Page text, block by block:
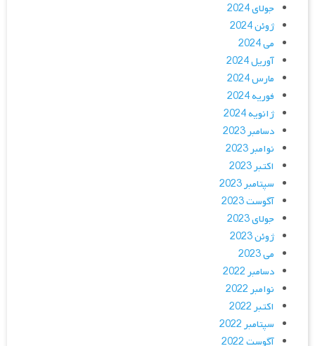
جولای 2024
ژوئن 2024
می 2024
آوریل 2024
مارس 2024
فوریه 2024
ژانویه 2024
دسامبر 2023
نوامبر 2023
اکتبر 2023
سپتامبر 2023
آگوست 2023
جولای 2023
ژوئن 2023
می 2023
دسامبر 2022
نوامبر 2022
اکتبر 2022
سپتامبر 2022
آگوست 2022